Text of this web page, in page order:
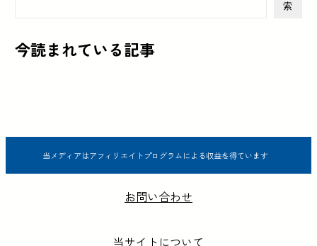
索
今読まれている記事
当メディアはアフィリエイトプログラムによる収益を得ています
お問い合わせ
当サイトについて